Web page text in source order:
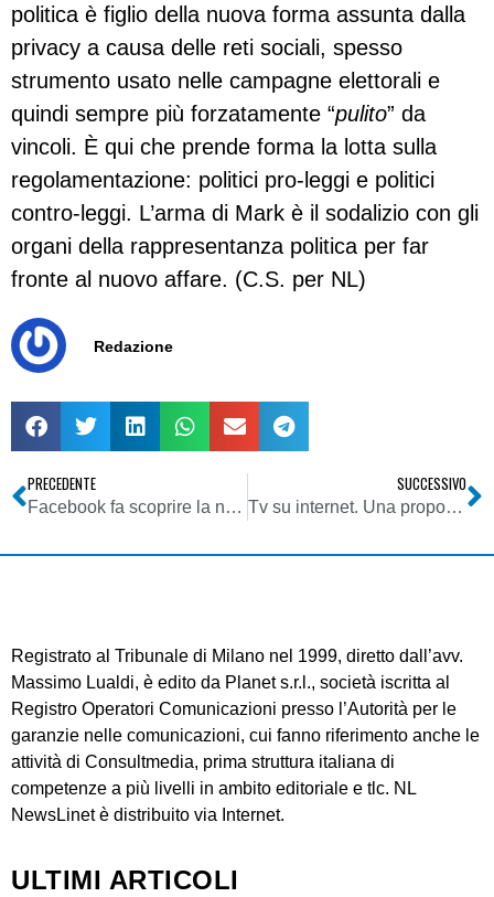
politica è figlio della nuova forma assunta dalla
privacy a causa delle reti sociali, spesso
strumento usato nelle campagne elettorali e
quindi sempre più forzatamente “pulito” da
vincoli. È qui che prende forma la lotta sulla
regolamentazione: politici pro-leggi e politici
contro-leggi. L’arma di Mark è il sodalizio con gli
organi della rappresentanza politica per far
fronte al nuovo affare. (C.S. per NL)
Redazione
PRECEDENTE
Facebook fa scoprire la negligenza del personale medico: sigarette e giochi infantili in corsia
SUCCESSIVO
Tv su internet. Una proposta per gli e-ditori: tariffari per la veicolazione di servizi e contenuti delle web tv
Registrato al Tribunale di Milano nel 1999, diretto dall’avv.
Massimo Lualdi, è edito da Planet s.r.l., società iscritta al
Registro Operatori Comunicazioni presso l’Autorità per le
garanzie nelle comunicazioni, cui fanno riferimento anche le
attività di Consultmedia, prima struttura italiana di
competenze a più livelli in ambito editoriale e tlc. NL
NewsLinet è distribuito via Internet.
ULTIMI ARTICOLI